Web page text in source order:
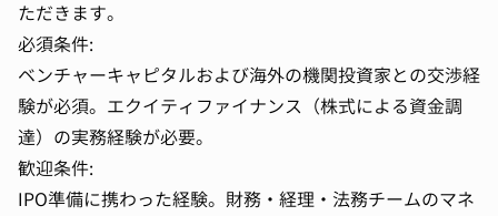
ただきます。
必須条件:
ベンチャーキャピタルおよび海外の機関投資家との交渉経
験が必須。エクイティファイナンス（株式による資金調
達）の実務経験が必要。
歓迎条件:
IPO準備に携わった経験。財務・経理・法務チームのマネ